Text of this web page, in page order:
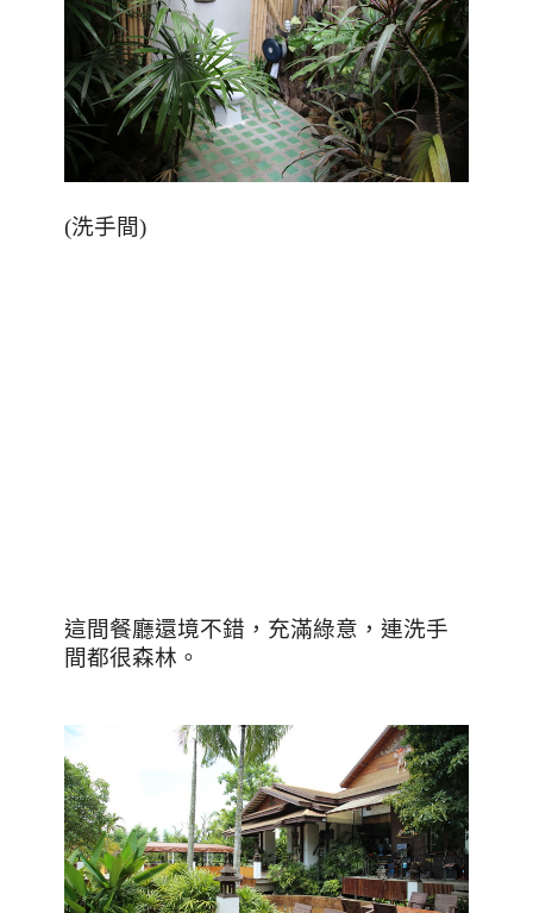
(洗手間)
這間餐廳還境不錯，充滿綠意，連洗手
間都很森林。